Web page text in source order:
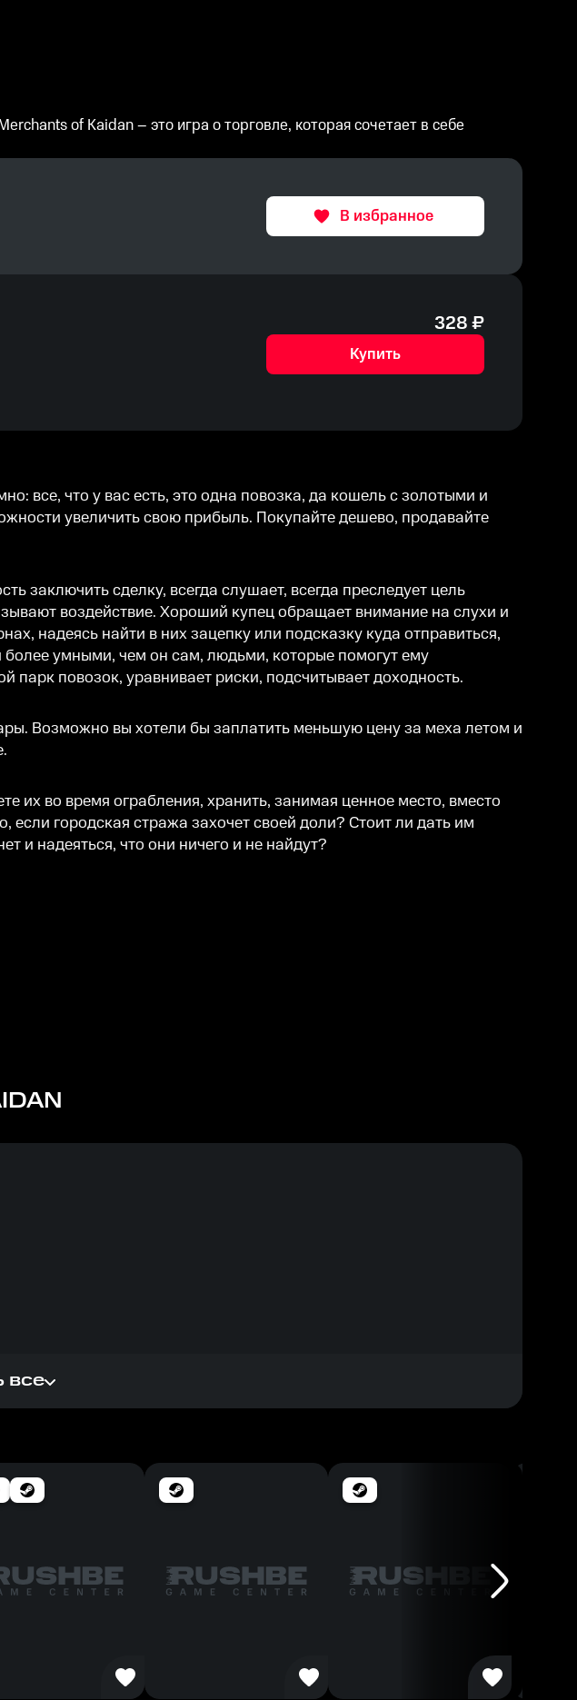
of Kaidan – это игра о торговле, которая сочетает в себе
В избранное
328₽
Купить
все, что у вас есть, это одна повозка, да кошель с золотыми и
увеличить свою прибыль. Покупайте дешево, продавайте
заключить сделку, всегда слушает, всегда преследует цель
воздействие. Хороший купец обращает внимание на слухи и
надеясь найти в них зацепку или подсказку куда отправиться,
умными, чем он сам, людьми, которые помогут ему
повозок, уравнивает риски, подсчитывает доходность.
Возможно вы хотели бы заплатить меньшую цену за меха летом и
их во время ограбления, хранить, занимая ценное место, вместо
если городская стража захочет своей доли? Стоит ли дать им
и надеяться, что они ничего и не найдут?
все